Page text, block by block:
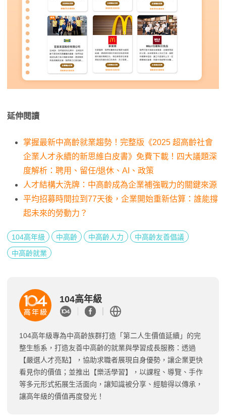
延伸閱讀
掌握最新中高齡就業趨勢！完整版《2025 超高齡社會
企業人才永續的新思維白皮書》免費下載！四大議題深
度解析：聘用、留任/退休、AI、政策
人才結構大洗牌：中高齡成為企業補強戰力的關鍵來源
平均招募時間拉到77天後，企業開始重新估算：誰能撐
起未來的勞動力？
104高年級 中高齡 中高齡人力
中高齡友善倡議
中高齡就業
104高年級
104高年級專為中高齡族群打造「第二人生價值延續」的完
整生態系，打造友善中高齡的就業與學習成長服務：透過
【嚴選人才亮點】，協助求職者展現自身優勢，讓企業更快
看見你的價值；並推出【樂活學習】，以課程、導覽、手作
等多元形式拓展生活面向，讓知識被分享、經驗得以傳承，
讓高年級的價值再度發光！